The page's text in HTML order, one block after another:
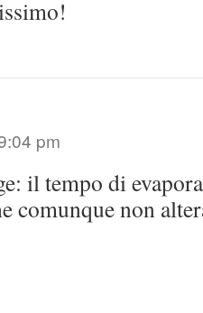
pm
il tempo di
comunque non